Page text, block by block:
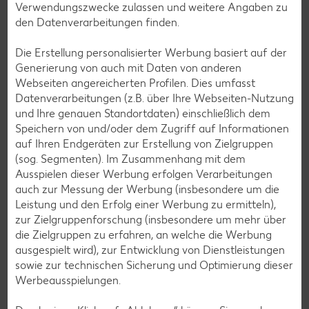
Messenger-Services – Jetzt kostenlos
anmelden
Mit unserem Messenger-Service erhältst du wöchentlich
unseren aktuellen Prospekt mit den neuesten Angeboten
per Messenger-App, Telegram, WhatsApp, Signal, Threema
oder Viber zugesendet.
Jetzt schnell und bequem anmelden
Verwendungszwecke zulassen und weitere Angaben zu
den Datenverarbeitungen finden.
Die Erstellung personalisierter Werbung basiert auf der
Generierung von auch mit Daten von anderen
Webseiten angereicherten Profilen. Dies umfasst
Datenverarbeitungen (z.B. über Ihre Webseiten-Nutzung
und Ihre genauen Standortdaten) einschließlich dem
Speichern von und/oder dem Zugriff auf Informationen
auf Ihren Endgeräten zur Erstellung von Zielgruppen
(sog. Segmenten). Im Zusammenhang mit dem
Ausspielen dieser Werbung erfolgen Verarbeitungen
auch zur Messung der Werbung (insbesondere um die
Leistung und den Erfolg einer Werbung zu ermitteln),
zur Zielgruppenforschung (insbesondere um mehr über
die Zielgruppen zu erfahren, an welche die Werbung
ausgespielt wird), zur Entwicklung von Dienstleistungen
sowie zur technischen Sicherung und Optimierung dieser
Werbeausspielungen.